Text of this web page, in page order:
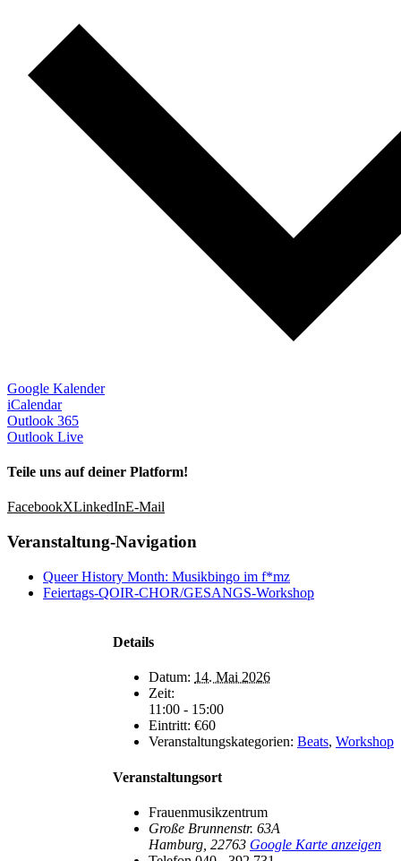
Google Kalender
iCalendar
Outlook 365
Outlook Live
Teile uns auf deiner Platform!
FacebookXLinkedInE-Mail
Veranstaltung-Navigation
Queer History Month: Musikbingo im f*mz
Feiertags-QOIR-CHOR/GESANGS-Workshop
Details
Datum: 14. Mai 2026
Zeit:
11:00 - 15:00
Eintritt: €60
Veranstaltungskategorien: Beats, Workshop
Veranstaltungsort
Frauenmusikzentrum
Große Brunnenstr. 63A
Hamburg 22763 Google Karte anzeigen